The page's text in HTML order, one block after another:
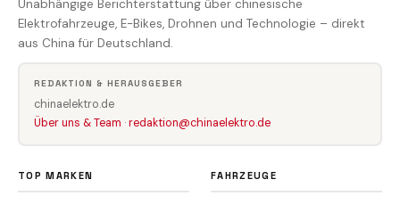
Unabhängige Berichterstattung über chinesische
Elektrofahrzeuge, E-Bikes, Drohnen und Technologie – direkt
aus China für Deutschland.
REDAKTION & HERAUSGEBER
chinaelektro.de
Über uns & Team ·redaktion@chinaelektro.de
TOP MARKEN FAHRZEUGE